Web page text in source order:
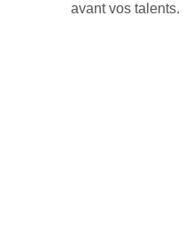
avant vos talents.